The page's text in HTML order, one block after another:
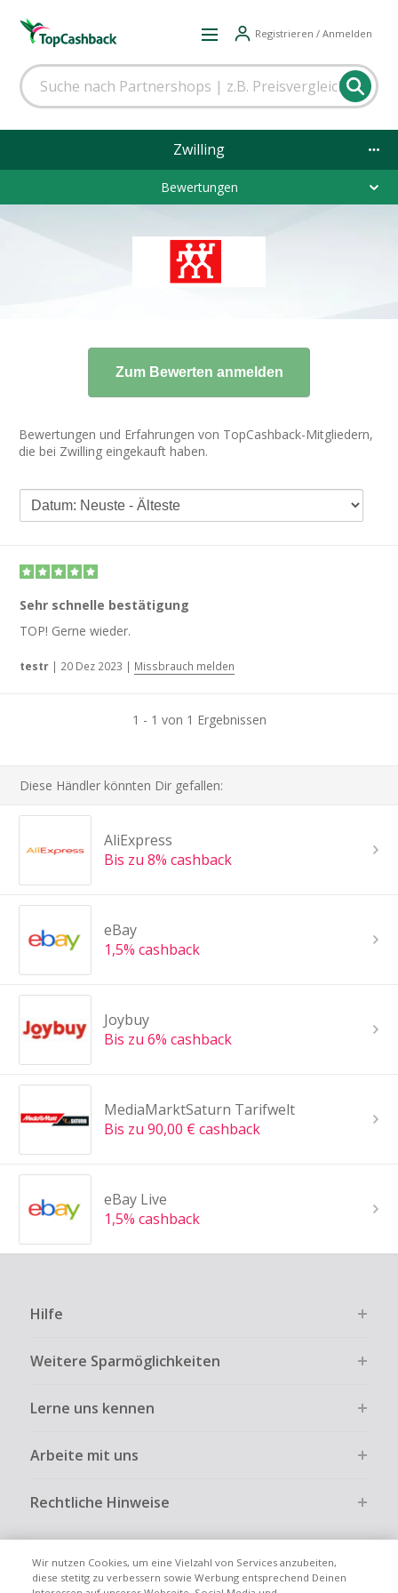
Registrieren / Anmelden
Zwilling
Bewertungen
Bewertungen und Erfahrungen von TopCashback-Mitgliedern,
die bei Zwilling eingekauft haben.
Sehr schnelle bestätigung
TOP! Gerne wieder.
testr | 20 Dez 2023 | Missbrauch melden
1 - 1 von 1 Ergebnissen
Diese Händler könnten Dir gefallen:
AliExpress
Bis zu 8% cashback
eBay
1,5% cashback
Joybuy
Bis zu 6% cashback
MediaMarktSaturn Tarifwelt
Bis zu 90,00 € cashback
eBay Live
1,5% cashback
Hilfe
Weitere Sparmöglichkeiten
Lerne uns kennen
Arbeite mit uns
Rechtliche Hinweise
Wir nutzen Cookies, um eine Vielzahl von Services anzubeiten,
diese stetitg zu verbessern sowie Werbung entsprechend Deinen